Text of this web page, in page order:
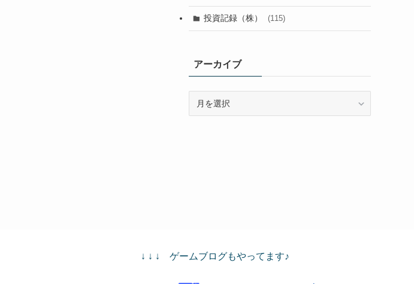
投資記録（株） (115)
アーカイブ
↓ ↓ ↓ ゲームブログもやってます♪